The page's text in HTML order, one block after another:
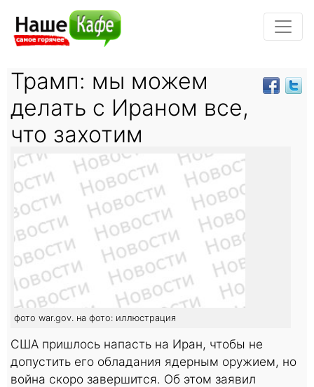
Трамп: мы можем
делать с Ираном все,
что захотим
фото war.gov. на фото: иллюстрация
США пришлось напасть на Иран, чтобы не
допустить его обладания ядерным оружием, но
война скоро завершится. Об этом заявил